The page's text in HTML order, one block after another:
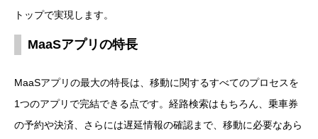
トップで実現します。
MaaSアプリの特長
MaaSアプリの最大の特長は、移動に関するすべてのプロセスを
1つのアプリで完結できる点です。経路検索はもちろん、乗車券
の予約や決済、さらには遅延情報の確認まで、移動に必要なあら